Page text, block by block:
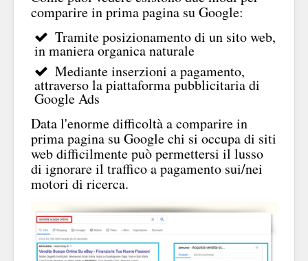
comparire in prima pagina su Google:
Tramite posizionamento di un sito web,
in maniera organica naturale
Mediante inserzioni a pagamento,
attraverso la piattaforma pubblicitaria di
Google Ads
Data l'enorme difficoltà a comparire in
prima pagina su Google chi si occupa di siti
web difficilmente può permettersi il lusso
di ignorare il traffico a pagamento sui/nei
motori di ricerca.